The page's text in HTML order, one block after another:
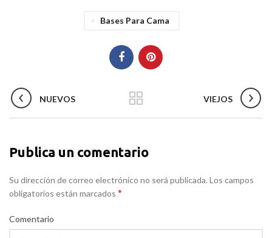
Bases Para Cama
NUEVOS VIEJOS
Publica un comentario
Su dirección de correo electrónico no será publicada. Los campos
obligatorios están marcados *
Comentario